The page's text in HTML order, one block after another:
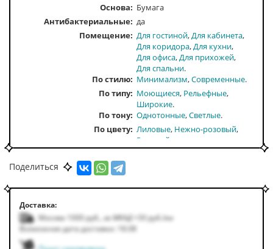
Основа: Бумага
Антибактериальные: да
Помещение Для гостиной Для кабинета
Для коридора Для кухни
Для офиса Для прихожей
Для спальни
По стилю
Минимализм Современные
По типу
Моющиеся Рельефные
Широкие
По тону Однотонные Светлые
По цвету Лиловые Нежно-розовый
Розовый
Поделиться
Доставка:
Москва 1000руб. за МКАД +50руб. /км
Возможная дата доставки: 18.08